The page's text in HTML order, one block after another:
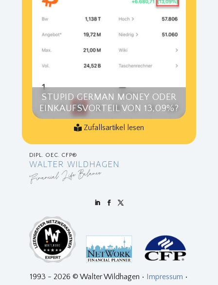
STUPID GERMAN MONEY ODER
EINKAUFSVORTEIL VON 13,09%?
Zufallsartikel lesen
DIPL. OEC. CFP®
WALTER WILDHAGEN
Financial Life Balance
1993 - 2026 © Walter Wildhagen • Impressum •